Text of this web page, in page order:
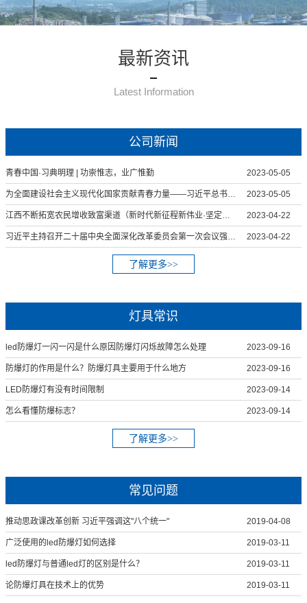
最新资讯
Latest Information
公司新闻
2023-05-05
青春中国·习典明理 | 功崇惟志，业广惟勤
2023-05-05
为全面建设社会主义现代化国家贡献青春力量——习近平总书记给中国农业大学科技小院的学生回信引起强烈反响
2023-04-22
江西不断拓宽农民增收致富渠道（新时代新征程新伟业·坚定不移推动高质量发展）
2023-04-22
习近平主持召开二十届中央全面深化改革委员会第一次会议强调 守正创新真抓实干 在新征程上谱写改革开放新篇章
了解更多>>
灯具常识
2023-09-16
led防爆灯一闪一闪是什么原因防爆灯闪烁故障怎么处理
2023-09-16
防爆灯的作用是什么？防爆灯具主要用于什么地方
2023-09-14
LED防爆灯有没有时间限制
2023-09-14
怎么看懂防爆标志？
了解更多>>
常见问题
2019-04-08
推动思政课改革创新 习近平强调这"八个统一"
2019-03-11
广泛使用的led防爆灯如何选择
2019-03-11
led防爆灯与普通led灯的区别是什么？
2019-03-11
论防爆灯具在技术上的优势